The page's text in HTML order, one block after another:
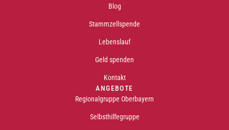
Blog
Stammzellspende
Lebenslauf
Geld spenden
Kontakt
ANGEBOTE
Regionalgruppe Oberbayern
Selbsthilfegruppe